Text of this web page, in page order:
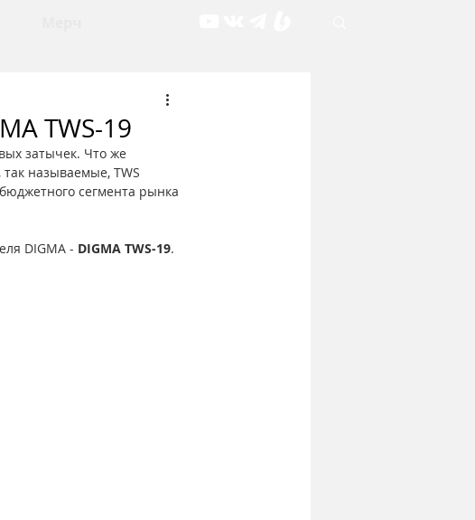
TWS-19
затычек. Что же
называемые, TWS
сегмента рынка
DIGMA - DIGMA TWS-19.